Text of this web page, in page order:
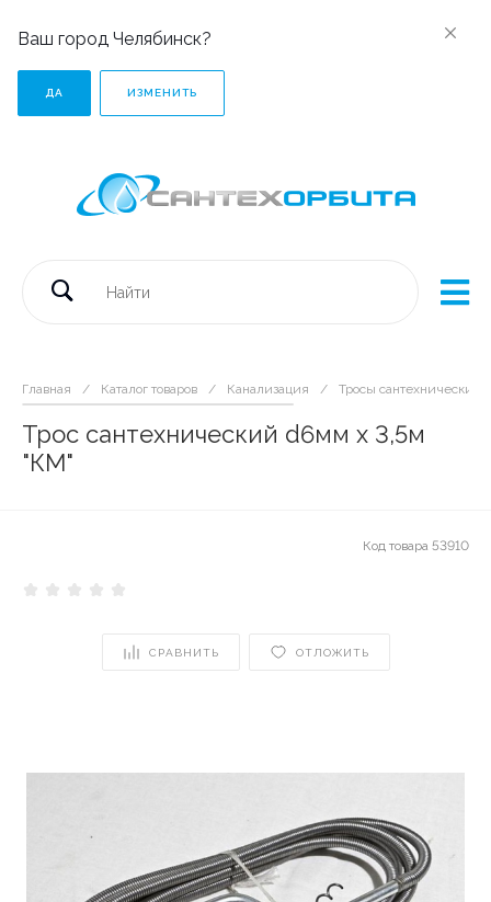
Ваш город Челябинск?
ДА ИЗМЕНИТЬ
Главная / Каталог товаров / Канализация / Тросы сантехнические
Трос сантехнический d6мм х 3,5м
"КМ"
Код товара 53910
СРАВНИТЬ ОТЛОЖИТЬ